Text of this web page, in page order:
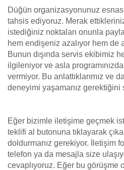
Düğün organizasyonunuz
tahsis ediyoruz. Merak
istediğiniz noktaları onunla
hem endişeniz azalıyor hem de
Bunun dışında servis ekibimiz
ilgileniyor ve asla
vermiyor. Bu anlattıklarımız ve
deneyimi yaşamanız gerektiğini
Eğer bizimle iletişime geçmek
teklifi al butonuna tıklayarak
doldurmanız gerekiyor. İletişim
telefon ya da mesajla size
cevaplıyoruz. Eğer bu görüşme